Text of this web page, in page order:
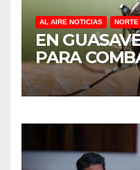
AL AIRE NOTICIAS
EN
PARA